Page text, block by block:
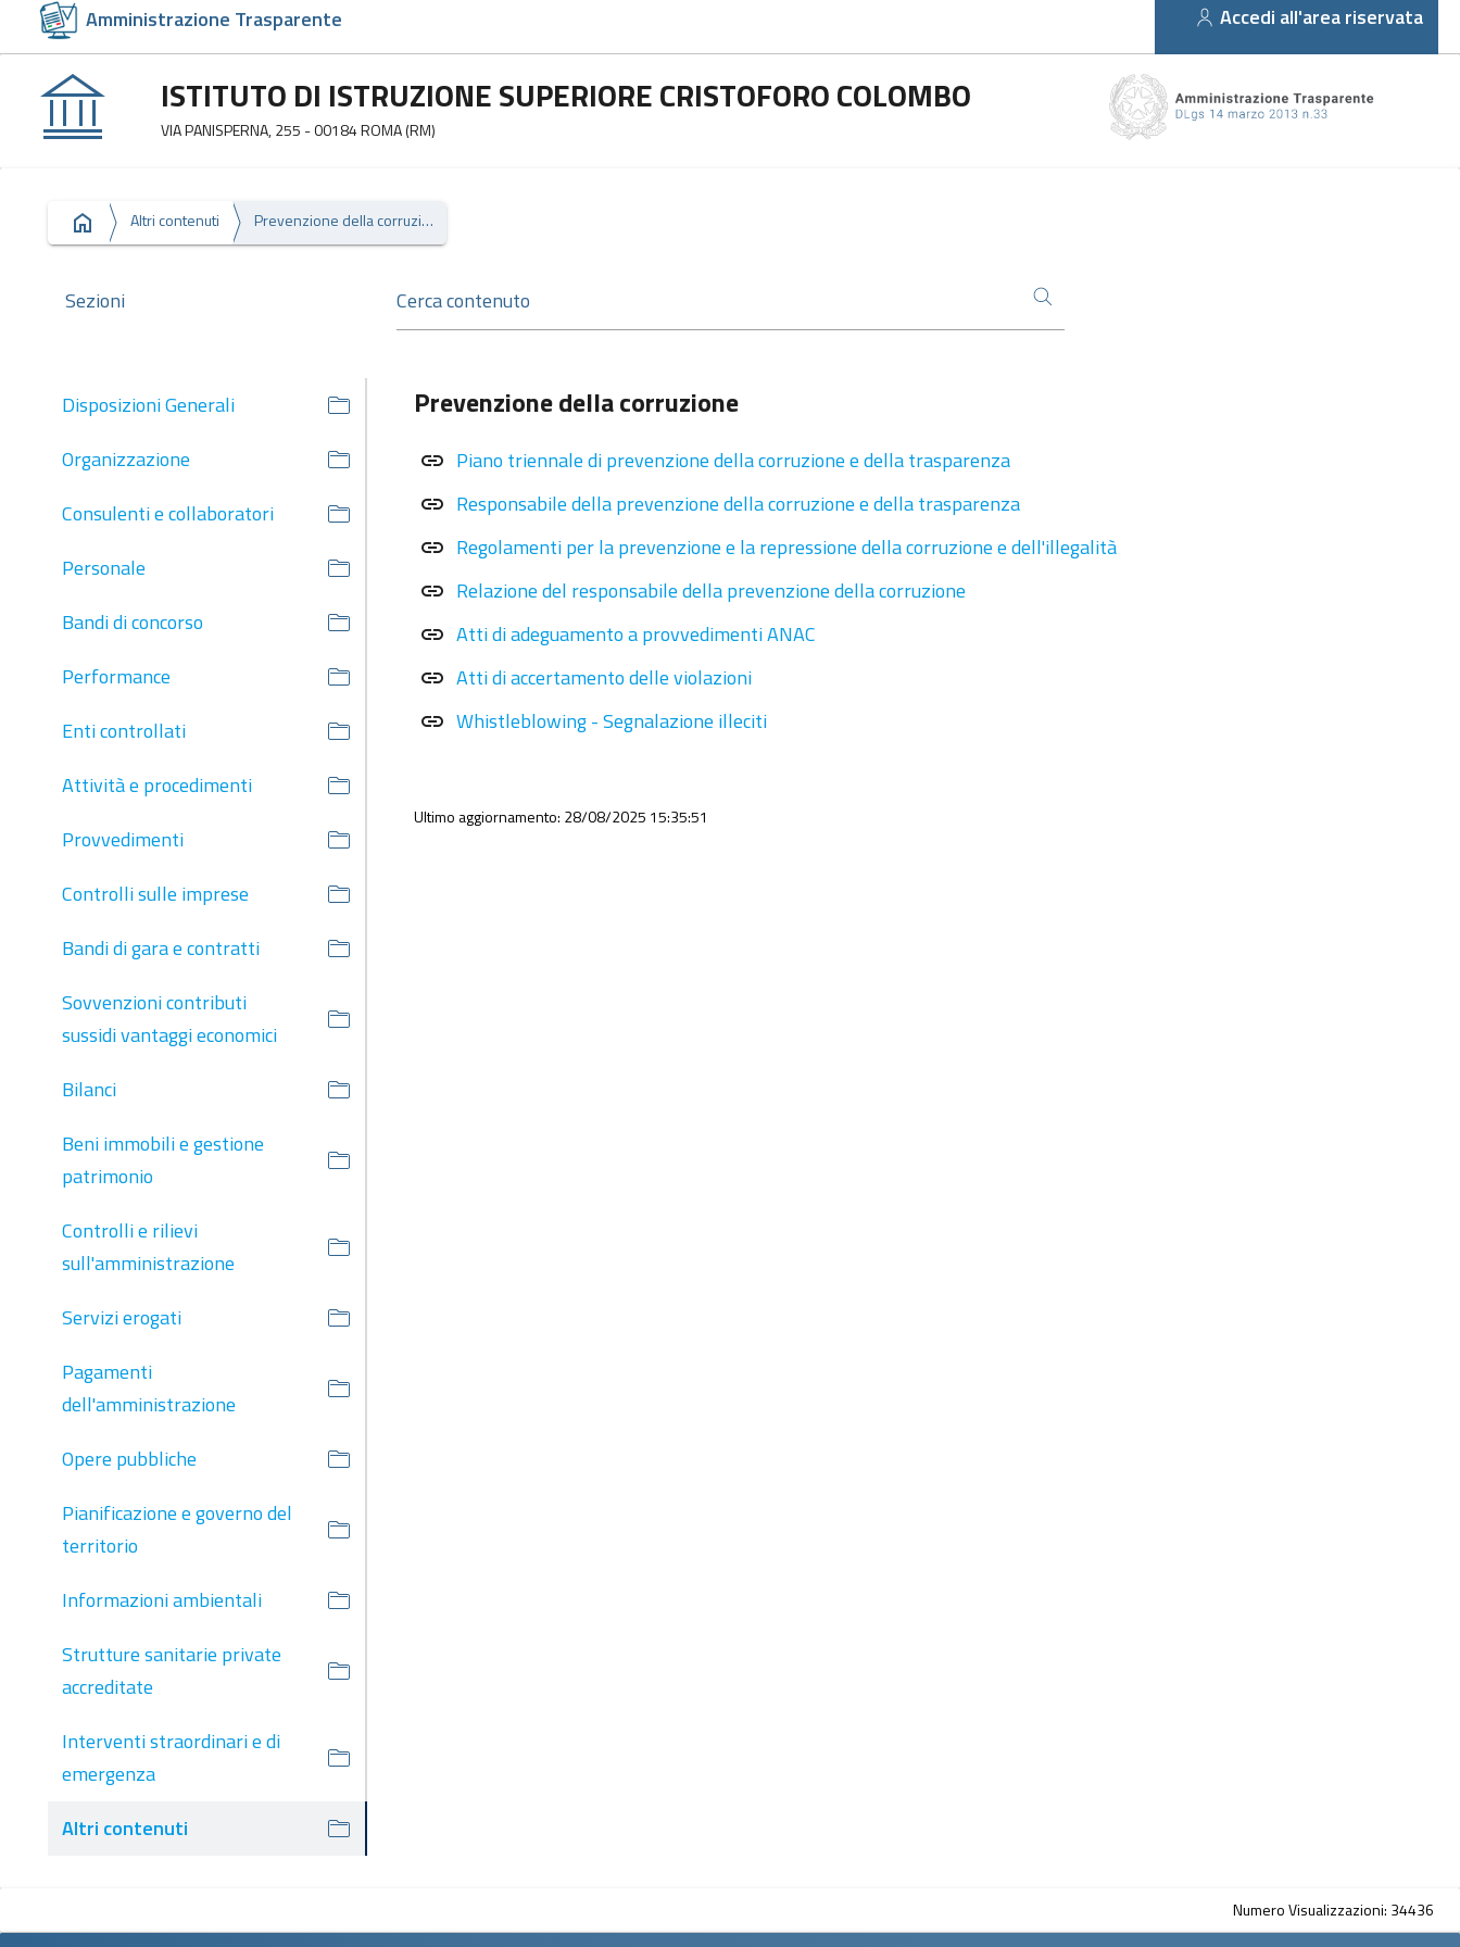
Amministrazione Trasparente Accedi all'area riservata
ISTITUTO DI ISTRUZIONE SUPERIORE CRISTOFORO COLOMBO
VIA PANISPERNA, 255 - 00184 ROMA (RM)
Altri contenuti Prevenzione della corruzione
Sezioni
Disposizioni Generali
Organizzazione
Consulenti e collaboratori
Personale
Bandi di concorso
Performance
Enti controllati
Attività e procedimenti
Provvedimenti
Controlli sulle imprese
Bandi di gara e contratti
Sovvenzioni contributi
sussidi vantaggi economici
Bilanci
Beni immobili e gestione
patrimonio
Controlli e rilievi
sull'amministrazione
Servizi erogati
Pagamenti
dell'amministrazione
Opere pubbliche
Pianificazione e governo del
territorio
Informazioni ambientali
Strutture sanitarie private
accreditate
Interventi straordinari e di
emergenza
Altri contenuti
Prevenzione della corruzione
link Piano triennale di prevenzione della corruzione e della trasparenza
link Responsabile della prevenzione della corruzione e della trasparenza
link Regolamenti per la prevenzione e la repressione della corruzione e dell'illegalità
link Relazione del responsabile della prevenzione della corruzione
link Atti di adeguamento a provvedimenti ANAC
link Atti di accertamento delle violazioni
link Whistleblowing - Segnalazione illeciti
Ultimo aggiornamento: 28/08/2025 15:35:51
Numero Visualizzazioni: 34436